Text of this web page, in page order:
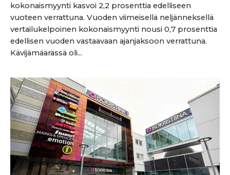
kokonaismyynti kasvoi 2,2 prosenttia edelliseen
vuoteen verrattuna. Vuoden viimeisellä neljänneksellä
vertailukelpoinen kokonaismyynti nousi 0,7 prosenttia
edellisen vuoden vastaavaan ajanjaksoon verrattuna.
Kävijämäärässä oli...